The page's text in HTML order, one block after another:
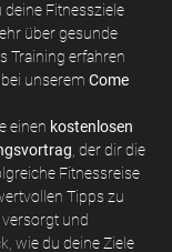
deine Fitnessziele
über gesunde
Training erfahren
unserem Come
einen kostenlosen
, der dir die
Fitnessreise
Tipps zu
und
wie du deine Ziele